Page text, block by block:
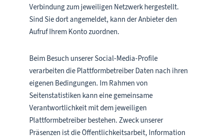
Verbindung zum jeweiligen Netzwerk hergestellt.
Sind Sie dort angemeldet, kann der Anbieter den
Aufruf Ihrem Konto zuordnen.
Beim Besuch unserer Social-Media-Profile
verarbeiten die Plattformbetreiber Daten nach ihren
eigenen Bedingungen. Im Rahmen von
Seitenstatistiken kann eine gemeinsame
Verantwortlichkeit mit dem jeweiligen
Plattformbetreiber bestehen. Zweck unserer
Präsenzen ist die Öffentlichkeitsarbeit, Information